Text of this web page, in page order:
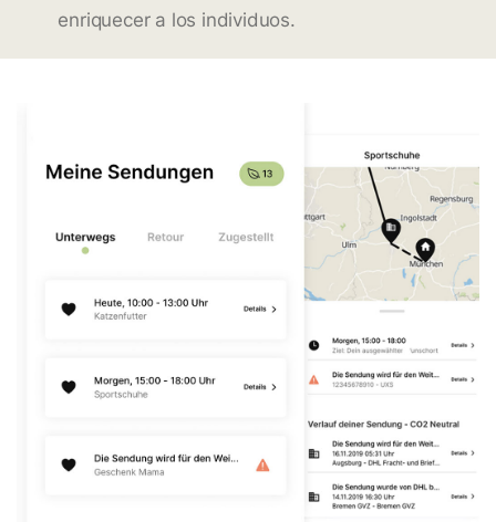
enriquecer a los individuos.